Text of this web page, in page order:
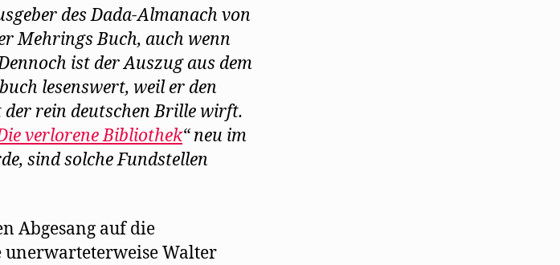
des Dada-Almanach von
Mehrings Buch, auch wenn
ist der Auszug aus dem
lesenswert, weil er den
rein deutschen Brille wirft.
verlorene Bibliothek“ neu im
sind solche Fundstellen
Abgesang auf die
Walter